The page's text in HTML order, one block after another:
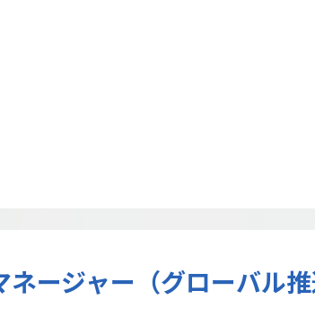
ージャー（グローバル推